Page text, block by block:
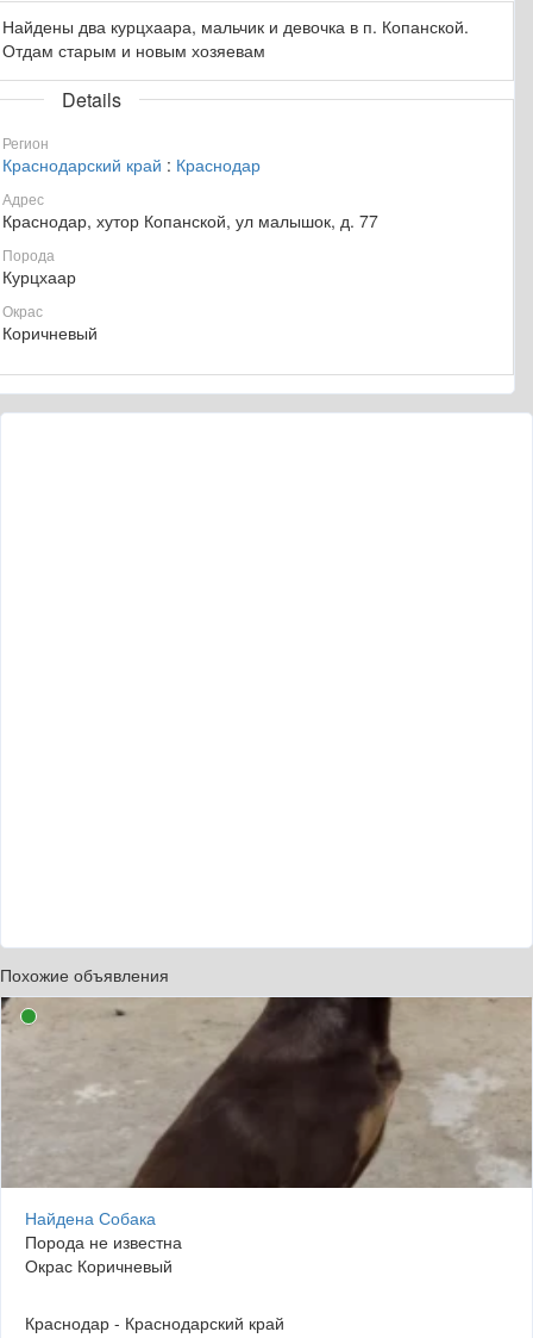
Найдены два курцхаара, мальчик и девочка в п. Копанской.
Отдам старым и новым хозяевам
Details
Регион
Краснодарский край : Краснодар
Адрес
Краснодар, хутор Копанской, ул малышок, д. 77
Порода
Курцхаар
Окрас
Коричневый
Похожие объявления
Найдена Собака
Порода не известна
Окрас Коричневый
Краснодар - Краснодарский край